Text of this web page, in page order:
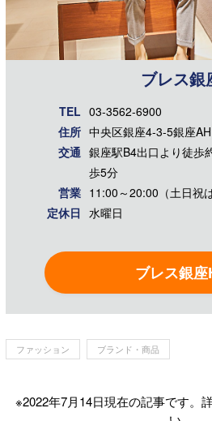
ブレス銀
TEL 03-3562-6900
住所 中央区銀座4-3-5銀座
交通 銀座駅B4出⼝より徒歩
歩5分
営業 11:00～20:00（土日祝
定休日 水曜日
ブレス銀座
ファッション ブランド・商品
※2022年7月14日現在の記事です。